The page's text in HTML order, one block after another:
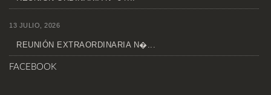
13 JULIO, 2026
REUNIÓN EXTRAORDINARIA N�...
FACEBOOK